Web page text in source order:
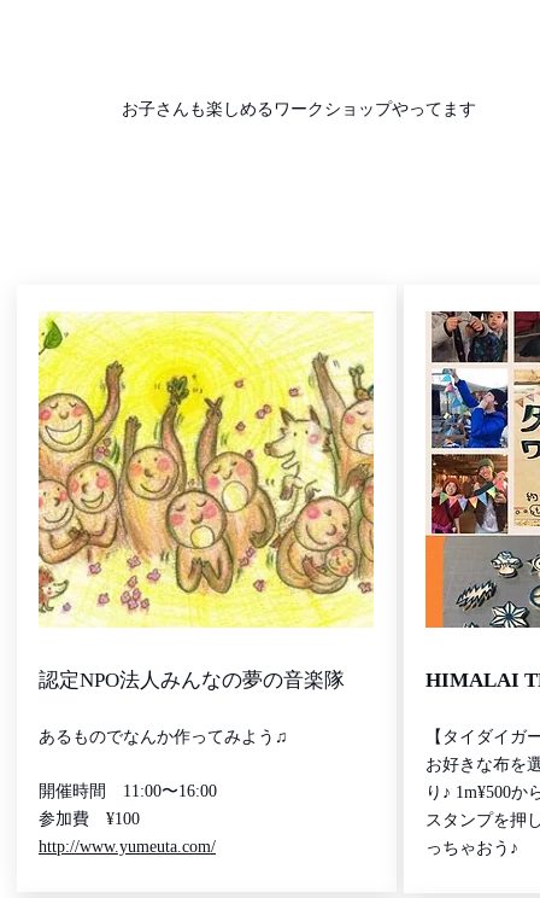
お子さんも楽しめるワークショップやってます
認定NPO法人みんなの夢の音楽隊
あるものでなんか作ってみよう♫
開催時間 11:00〜16:00
参加費 ¥100
http://www.yumeuta.com/
​HIMALAI
【タイダイガ
お好きな布を
り♪ 1m¥500か
スタンプを押
っちゃおう♪